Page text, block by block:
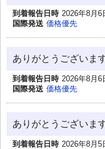
到着報告日時 2026年8月6
国際発送 価格優先
ありがとうございます
到着報告日時 2026年8月6
国際発送 価格優先
ありがとうございます
到着報告日時 2026年8月5